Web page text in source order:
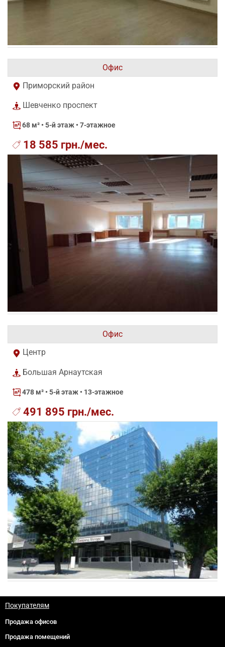
Офис
Приморский район
Шевченко проспект
68 м² • 5-й этаж • 7-этажное
18 585 грн./мес.
Офис
Центр
Большая Арнаутская
478 м² • 5-й этаж • 13-этажное
491 895 грн./мес.
Покупателям
Продажа офисов
Продажа помещений